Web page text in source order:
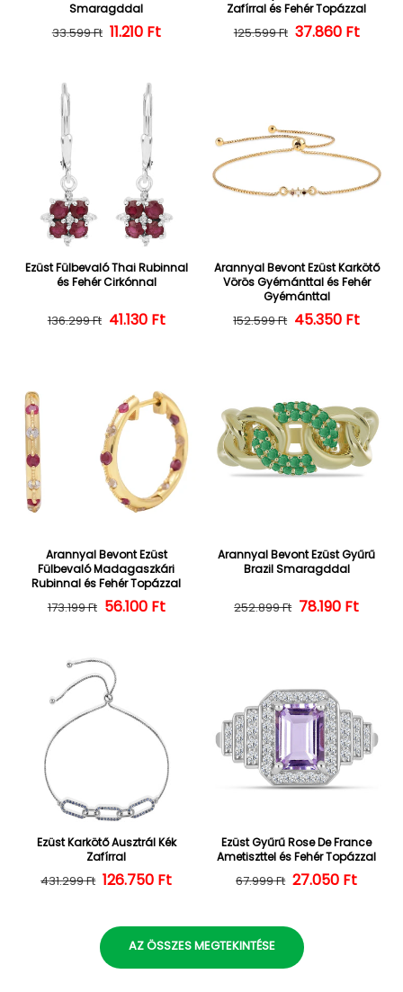
Smaragddal
Normál ár
33.599 Ft Kedvezményes ár
11.210 Ft
Zafírral és Fehér Topázzal
Normál ár
125.599 Ft 37.860 Ft
Ezüst Fülbevaló Thai Rubinnal
és Fehér Cirkónnal
Normál ár
136.299 Ft Kedvezményes ár
41.130 Ft
Arannyal Bevont Ezüst Karkötő
Vörös Gyémánttal és Fehér
Gyémánttal
Normál ár
152.599 Ft 45.350 Ft
Arannyal Bevont Ezüst
Fülbevaló Madagaszkári
Rubinnal és Fehér Topázzal
Normál ár
173.199 Ft Kedvezményes ár
56.100 Ft
Arannyal Bevont Ezüst Gyűrű
Brazil Smaragddal
Normál ár
252.899 Ft 78.190 Ft
Ezüst Karkötő Ausztrál Kék
Zafírral
Normál ár
431.299 Ft Kedvezményes ár
126.750 Ft
Ezüst Gyűrű Rose De France
Ametiszttel és Fehér Topázzal
Normál ár
67.999 Ft 27.050 Ft
AZ ÖSSZES MEGTEKINTÉSE